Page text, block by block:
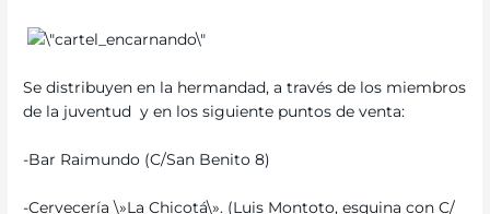
Se distribuyen en la hermandad, a través de los miembros
de la juventud y en los siguiente puntos de venta:
-Bar Raimundo (C/San Benito 8)
-Cervecería \»La Chicotá\». (Luis Montoto, esquina con C/